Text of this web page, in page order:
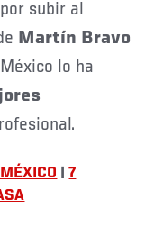
por subir al
Martín Bravo
lo ha
|7